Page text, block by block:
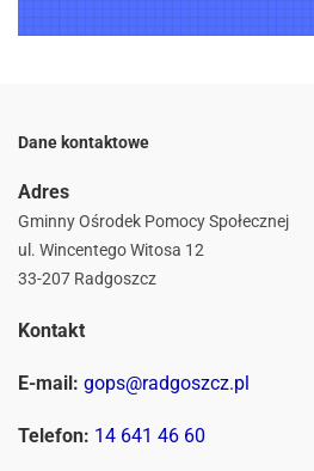
Dane kontaktowe
Adres
Gminny Ośrodek Pomocy Społecznej
ul. Wincentego Witosa 12
33-207 Radgoszcz
Kontakt
E-mail: gops@radgoszcz.pl
Telefon: 14 641 46 60